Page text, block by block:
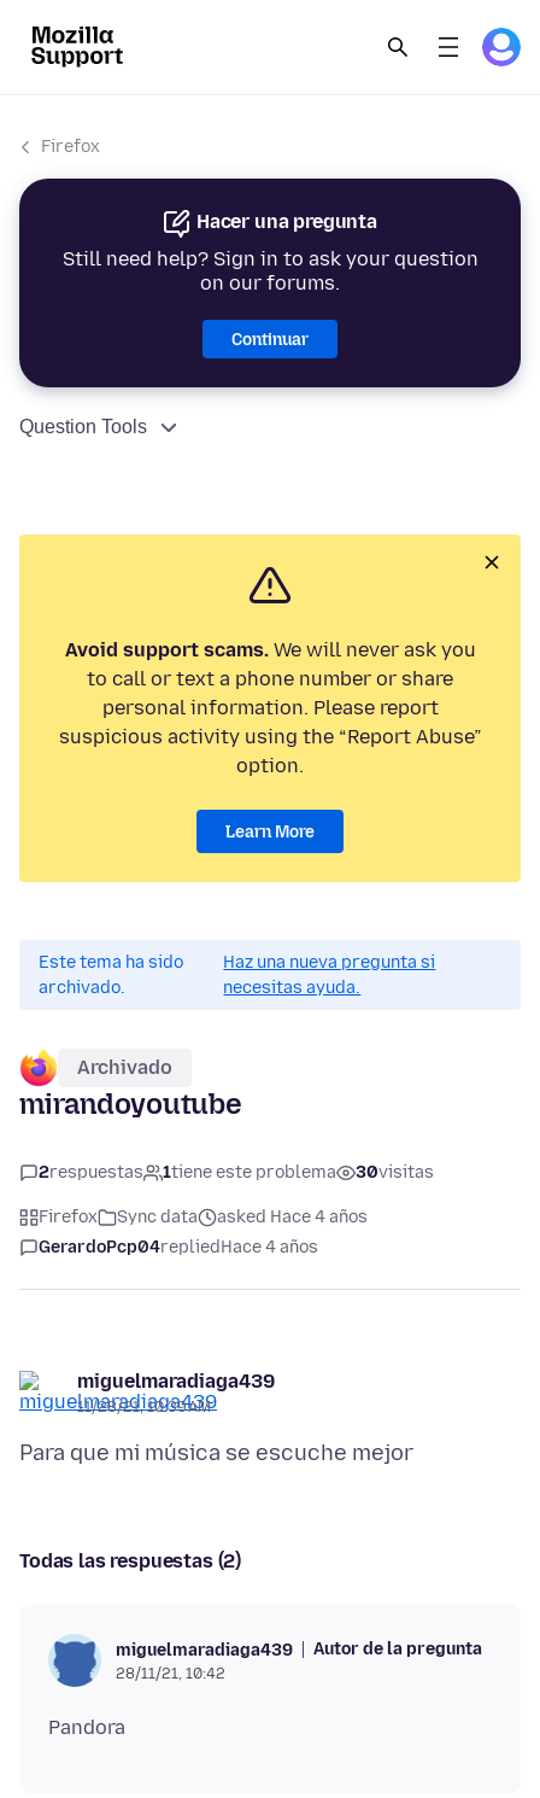
Firefox
Hacer una pregunta
Still need help? Sign in to ask your question
on our forums.
Continuar
Question Tools
Avoid support scams.We will never ask you
to call or text a phone number or share
personal information. Please report
suspicious activity using the “Report Abuse”
option.
Learn More
Este tema ha sido
archivado.
Haz una nueva pregunta si
necesitas ayuda.
Archivado
mirandoyoutube
2respuestas 1tiene este problema 30visitas
Firefox Sync data
asked Hace 4 años
GerardoPcp04repliedHace 4 años
miguelmaradiaga439
11/28/21, 10:39 AM
Todas las respuestas (2)
miguelmaradiaga439 Autor de la pregunta
28/11/21, 10:42